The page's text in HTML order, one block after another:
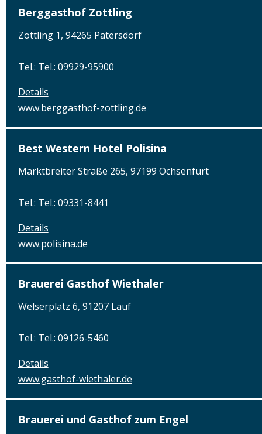
Berggasthof Zottling
Zottling 1, 94265 Patersdorf
Tel.: Tel.: 09929-95900
Details
www.berggasthof-zottling.de
Best Western Hotel Polisina
Marktbreiter Straße 265, 97199 Ochsenfurt
Tel.: Tel.: 09331-8441
Details
www.polisina.de
Brauerei Gasthof Wiethaler
Welserplatz 6, 91207 Lauf
Tel.: Tel.: 09126-5460
Details
www.gasthof-wiethaler.de
Brauerei und Gasthof zum Engel